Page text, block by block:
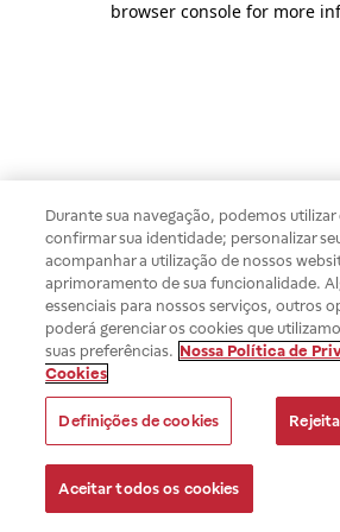
browser console for more
Durante sua navegação, podemos
confirmar sua identidade; personalizar
acompanhar a utilização de nossos
aprimoramento de sua funcionalidade.
essenciais para nossos serviços, outros
poderá gerenciar os cookies que
suas preferências. Nossa Política de
Cookies
Definições de cookies
Aceitar todos os cookies